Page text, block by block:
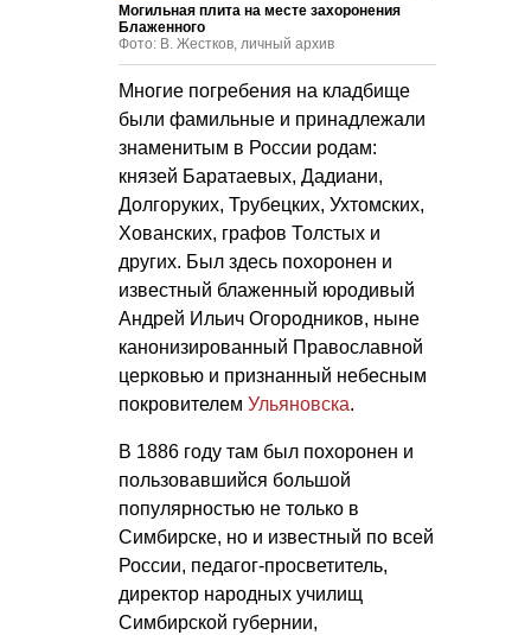
Могильная плита на месте захоронения
Блаженного
Фото: В. Жестков, личный архив
Многие погребения на кладбище
были фамильные и принадлежали
знаменитым в России родам:
князей Баратаевых, Дадиани,
Долгоруких, Трубецких, Ухтомских,
Хованских, графов Толстых и
других. Был здесь похоронен и
известный блаженный юродивый
Андрей Ильич Огородников, ныне
канонизированный Православной
церковью и признанный небесным
покровителем Ульяновска.
В 1886 году там был похоронен и
пользовавшийся большой
популярностью не только в
Симбирске, но и известный по всей
России, педагог-просветитель,
директор народных училищ
Симбирской губернии,